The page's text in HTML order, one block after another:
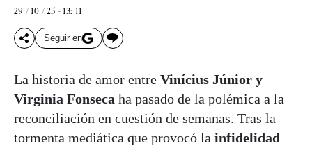
29 / 10 / 25 - 13: 11
Seguir en
La historia de amor entre Vinícius Júnior y
Virginia Fonseca ha pasado de la polémica a la
reconciliación en cuestión de semanas. Tras la
tormenta mediática que provocó la infidelidad